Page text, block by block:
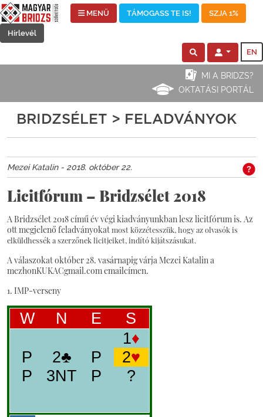
MENÜ TÁMOGASS TE IS! SZJA 1%
Hírlevél
EN
MI A BRIDZS?
OKTATÁSI PORTÁL
BRIDZSÉLET > FELADVÁNYOK
Mezei Katalin - 2018. október 22.
Licitfórum – Bridzsélet 2018
A Bridzsélet 2018 című év végi kiadványunkban lesz licitfórum is. Az
ott megjelenő feladványokatmost közzétesszük, hogy az olvasók is
elküldhessék a szerzőnek licitjeiket, indító kijátszásukat.
A válaszokat október 28. vasárnapig várja Mezei Katalin a
mezhonKUKACgmail.com emailcímen.
1. IMP-verseny